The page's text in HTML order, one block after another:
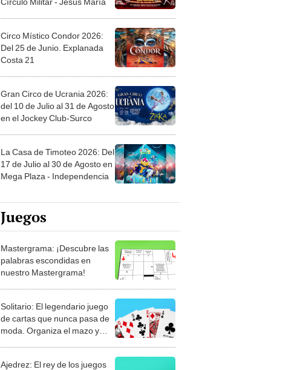
Circo Místico Condor 2026:
Del 25 de Junio. Explanada
Costa 21
Gran Circo de Ucrania 2026:
del 10 de Julio al 31 de Agosto
en el Jockey Club-Surco
La Casa de Timoteo 2026: Del
17 de Julio al 30 de Agosto en
Mega Plaza - Independencia
Juegos
Mastergrama: ¡Descubre las
palabras escondidas en
nuestro Mastergrama!
Solitario: El legendario juego
de cartas que nunca pasa de
moda. Organiza el mazo y
Ajedrez: El rey de los juegos